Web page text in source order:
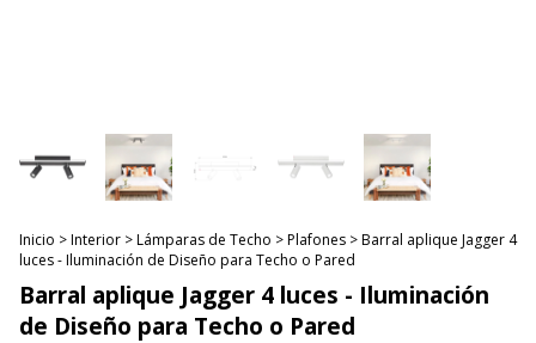
Inicio >Interior >Lámparas de Techo >Plafones >Barral aplique Jagger 4
luces - Iluminación de Diseño para Techo o Pared
Barral aplique Jagger 4 luces - Iluminación
de Diseño para Techo o Pared